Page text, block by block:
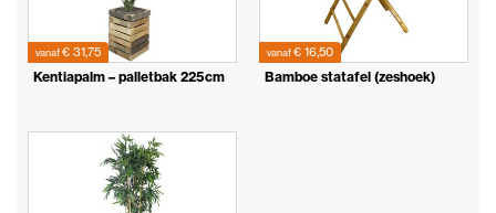
vanaf€ 31,75
Kentiapalm – palletbak 225cm
vanaf€ 16,50
Bamboe statafel (zeshoek)